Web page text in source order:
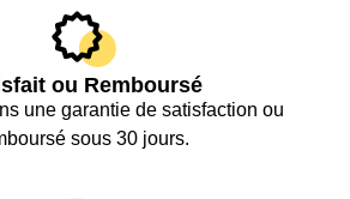
ou Remboursé
une garantie de satisfaction ou
sous 30 jours.